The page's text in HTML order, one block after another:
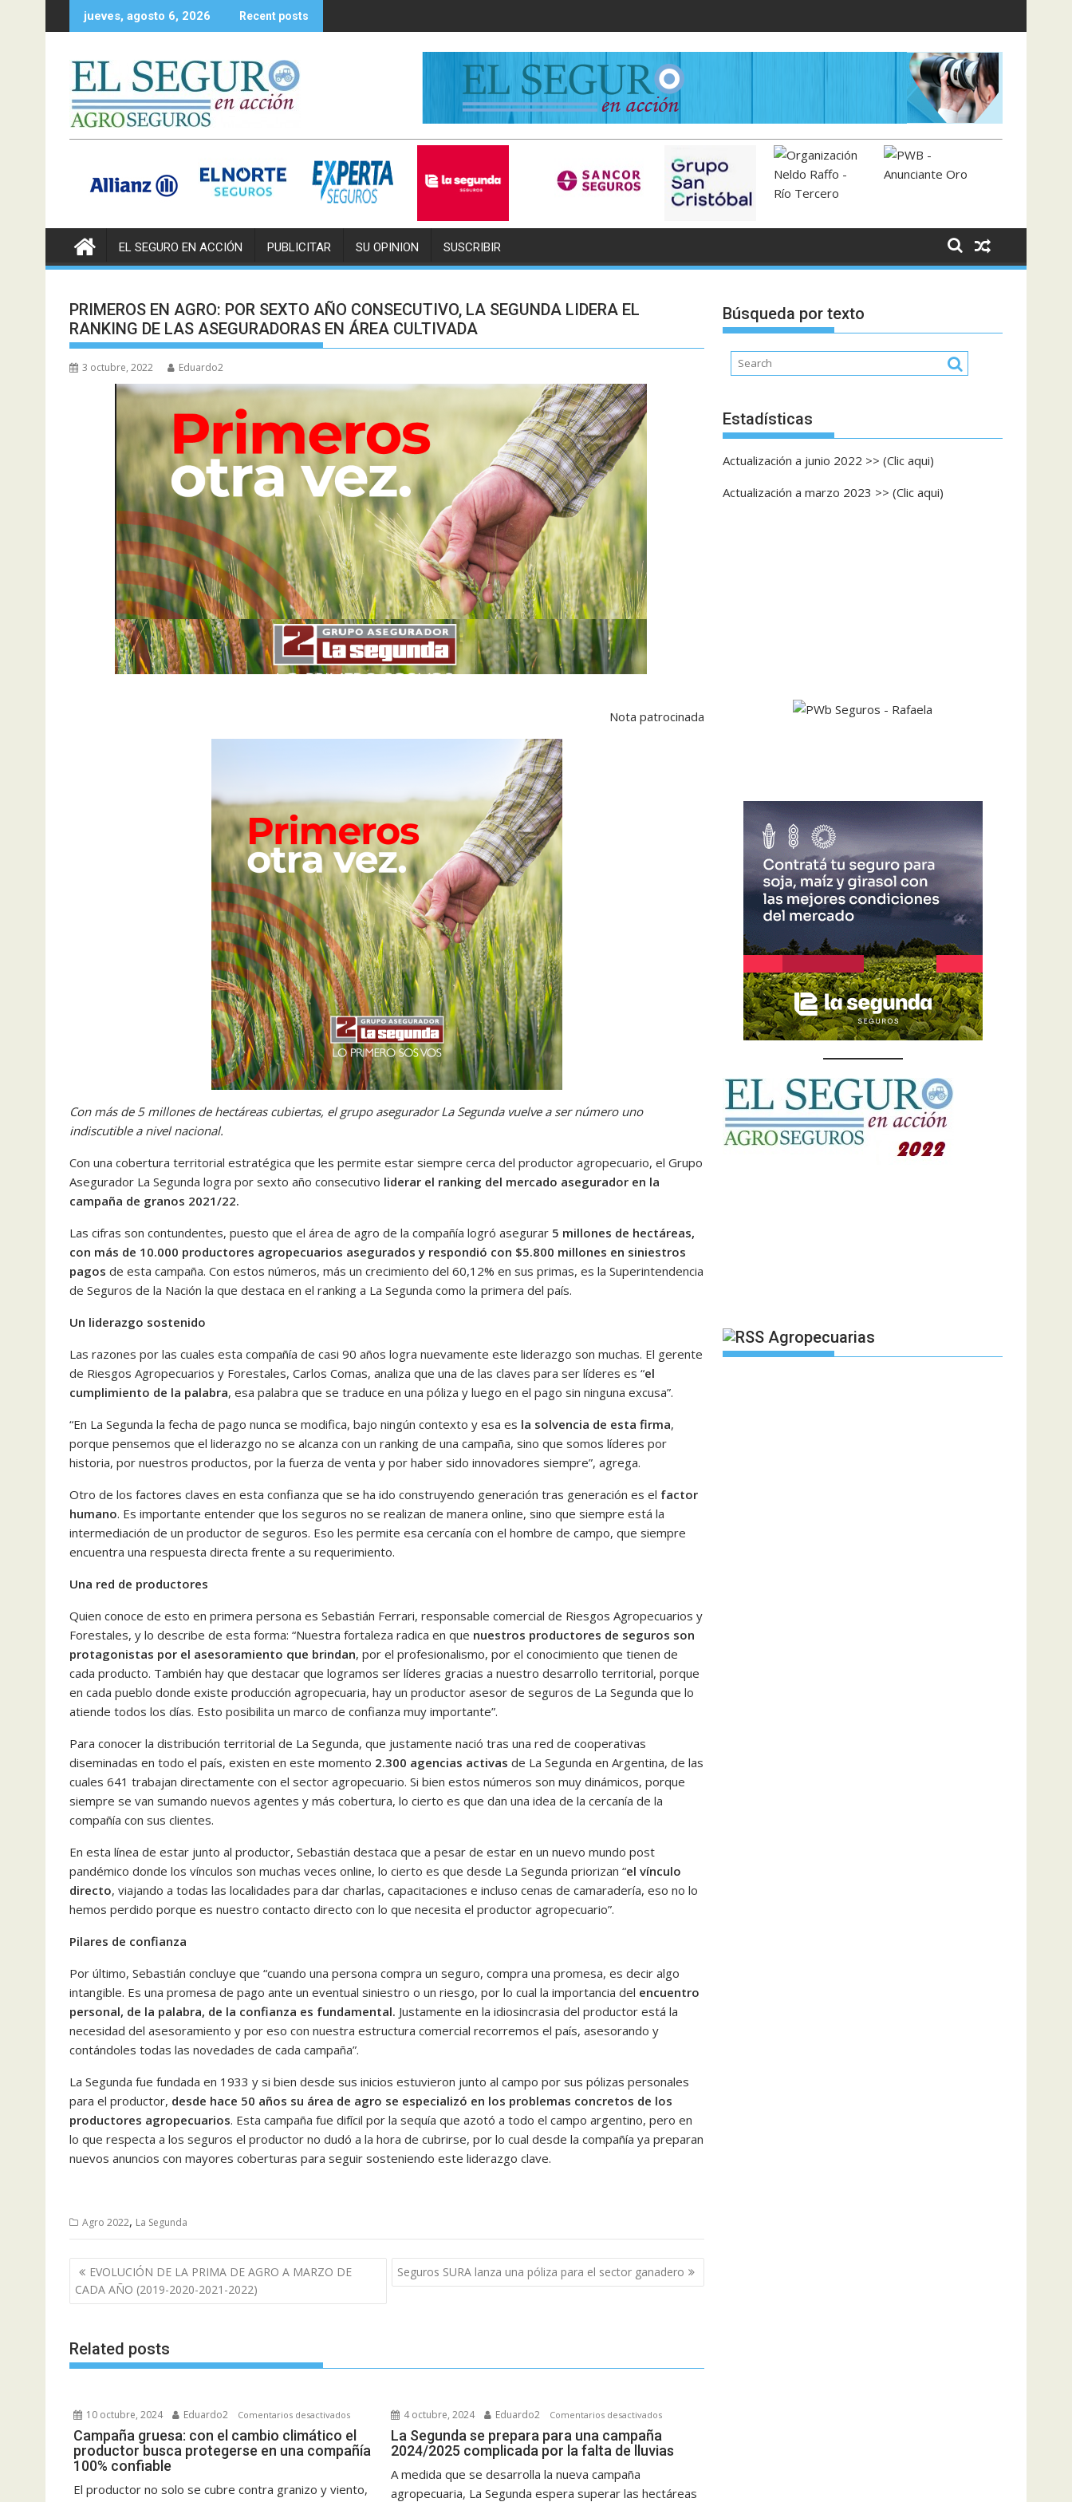
to
jueves, agosto 6, 2026 Recent posts
EL SEGURO EN ACCIÓN PUBLICITAR SU OPINION SUSCRIBIR
PRIMEROS EN AGRO: POR SEXTO AÑO CONSECUTIVO, LA SEGUNDA LIDERA EL
RANKING DE LAS ASEGURADORAS EN ÁREA CULTIVADA
3 octubre, 2022 Eduardo2
Nota patrocinada
Con más de 5 millones de hectáreas cubiertas, el grupo asegurador La Segunda vuelve a ser número uno
indiscutible a nivel nacional.
Con una cobertura territorial estratégica que les permite estar siempre cerca del productor agropecuario, el Grupo
Asegurador La Segunda logra por sexto año consecutivo liderar el ranking del mercado asegurador en la
campaña de granos 2021/22.
Las cifras son contundentes, puesto que el área de agro de la compañía logró asegurar 5 millones de hectáreas,
con más de 10.000 productores agropecuarios asegurados y respondió con $5.800 millones en siniestros
pagos de esta campaña. Con estos números, más un crecimiento del 60,12% en sus primas, es la Superintendencia
de Seguros de la Nación la que destaca en el ranking a La Segunda como la primera del país.
Un liderazgo sostenido
Las razones por las cuales esta compañía de casi 90 años logra nuevamente este liderazgo son muchas. El gerente
de Riesgos Agropecuarios y Forestales, Carlos Comas, analiza que una de las claves para ser líderes es “el
cumplimiento de la palabra, esa palabra que se traduce en una póliza y luego en el pago sin ninguna excusa”.
“En La Segunda la fecha de pago nunca se modifica, bajo ningún contexto y esa es la solvencia de esta firma,
porque pensemos que el liderazgo no se alcanza con un ranking de una campaña, sino que somos líderes por
historia, por nuestros productos, por la fuerza de venta y por haber sido innovadores siempre”, agrega.
Otro de los factores claves en esta confianza que se ha ido construyendo generación tras generación es el factor
humano. Es importante entender que los seguros no se realizan de manera online, sino que siempre está la
intermediación de un productor de seguros. Eso les permite esa cercanía con el hombre de campo, que siempre
encuentra una respuesta directa frente a su requerimiento.
Una red de productores
Quien conoce de esto en primera persona es Sebastián Ferrari, responsable comercial de Riesgos Agropecuarios y
Forestales, y lo describe de esta forma: “Nuestra fortaleza radica en que nuestros productores de seguros son
protagonistas por el asesoramiento que brindan, por el profesionalismo, por el conocimiento que tienen de
cada producto. También hay que destacar que logramos ser líderes gracias a nuestro desarrollo territorial, porque
en cada pueblo donde existe producción agropecuaria, hay un productor asesor de seguros de La Segunda que lo
atiende todos los días. Esto posibilita un marco de confianza muy importante”.
Para conocer la distribución territorial de La Segunda, que justamente nació tras una red de cooperativas
diseminadas en todo el país, existen en este momento 2.300 agencias activas de La Segunda en Argentina, de las
cuales 641 trabajan directamente con el sector agropecuario. Si bien estos números son muy dinámicos, porque
siempre se van sumando nuevos agentes y más cobertura, lo cierto es que dan una idea de la cercanía de la
compañía con sus clientes.
En esta línea de estar junto al productor, Sebastián destaca que a pesar de estar en un nuevo mundo post
pandémico donde los vínculos son muchas veces online, lo cierto es que desde La Segunda priorizan “el vínculo
directo, viajando a todas las localidades para dar charlas, capacitaciones e incluso cenas de camaradería, eso no lo
hemos perdido porque es nuestro contacto directo con lo que necesita el productor agropecuario”.
Pilares de confianza
Por último, Sebastián concluye que “cuando una persona compra un seguro, compra una promesa, es decir algo
intangible. Es una promesa de pago ante un eventual siniestro o un riesgo, por lo cual la importancia del encuentro
personal, de la palabra, de la confianza es fundamental. Justamente en la idiosincrasia del productor está la
necesidad del asesoramiento y por eso con nuestra estructura comercial recorremos el país, asesorando y
contándoles todas las novedades de cada campaña”.
La Segunda fue fundada en 1933 y si bien desde sus inicios estuvieron junto al campo por sus pólizas personales
para el productor, desde hace 50 años su área de agro se especializó en los problemas concretos de los
productores agropecuarios. Esta campaña fue difícil por la sequía que azotó a todo el campo argentino, pero en
lo que respecta a los seguros el productor no dudó a la hora de cubrirse, por lo cual desde la compañía ya preparan
nuevos anuncios con mayores coberturas para seguir sosteniendo este liderazgo clave.
Agro 2022, La Segunda
Navegación
de
entradas
EVOLUCIÓN DE LA PRIMA DE AGRO A MARZO DE
CADA AÑO (2019-2020-2021-2022)
Seguros SURA lanza una póliza para el sector ganadero
Related posts
10 octubre, 2024 Eduardo2 Comentarios desactivadosen
Campaña
gruesa:
el
Campaña gruesa: con el cambio climático el
productor busca protegerse en una compañía
100% confiable
El productor no solo se cubre contra granizo y viento,
4 octubre, 2024 Eduardo2 Comentarios desactivadosen
La
Segunda
La Segunda se prepara para una campaña
2024/2025 complicada por la falta de lluvias
A medida que se desarrolla la nueva campaña
agropecuaria, La Segunda espera superar las hectáreas
Búsqueda por texto
Estadísticas
Actualización a junio 2022 >> (Clic aqui)
Actualización a marzo 2023 >> (Clic aqui)
Agropecuarias